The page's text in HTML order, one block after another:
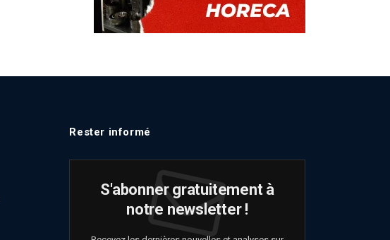
Rester informé
S'abonner gratuitement à
notre newsletter !